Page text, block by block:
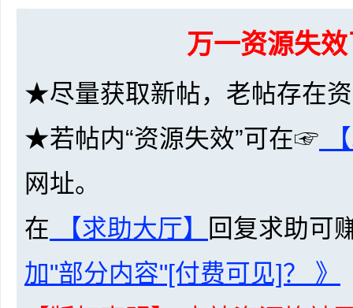
万一资源失
★尽量获取新帖，老帖存在
★若帖内“资源失效”可在☞
网址。
在 【求助大厅】
回复求助可
加"部分内容"[付费可见]？ 》